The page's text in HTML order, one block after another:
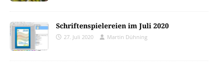
Schriftenspielereien im Juli 2020
27. Juli 2020 Martin Dühning